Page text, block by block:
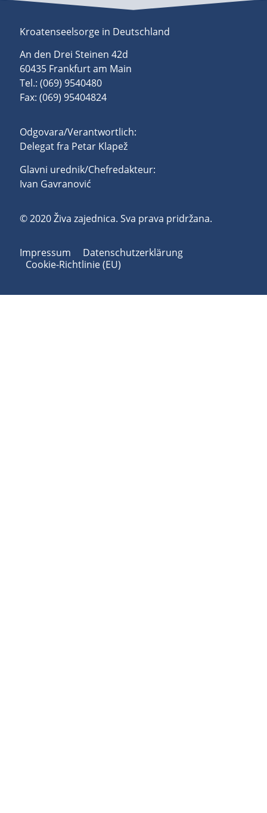
Kroatenseelsorge in Deutschland
An den Drei Steinen 42d
60435 Frankfurt am Main
Tel.: (069) 9540480
Fax: (069) 95404824
Odgovara/Verantwortlich:
Delegat fra Petar Klapež
Glavni urednik/Chefredakteur:
Ivan Gavranović
© 2020 Živa zajednica. Sva prava pridržana.
Impressum
Datenschutzerklärung
Cookie-Richtlinie (EU)